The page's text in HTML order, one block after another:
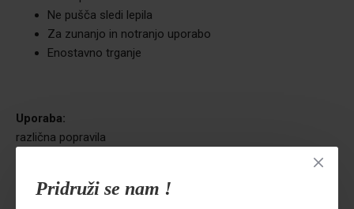
Pridruži se nam !
Ne pušča sledi lepila
Za zunanjo in notranjo uporabo
Enostavno trganje
Uporaba:
različna popravila
kovina, guma, plastika, steklo, aluminij in ostale površine oz.